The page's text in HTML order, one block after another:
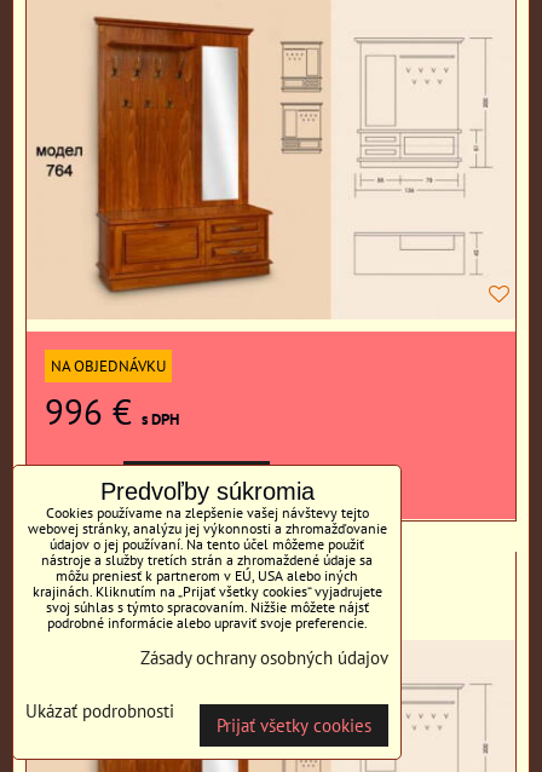
NA OBJEDNÁVKU
996 € s DPH
ks DO KOŠÍKA
KLASIK Model 764, buk mat
Predsieňová zostava
Predvoľby súkromia
Cookies používame na zlepšenie vašej návštevy tejto
webovej stránky, analýzu jej výkonnosti a zhromažďovanie
údajov o jej používaní. Na tento účel môžeme použiť
nástroje a služby tretích strán a zhromaždené údaje sa
môžu preniesť k partnerom v EÚ, USA alebo iných
krajinách. Kliknutím na „Prijať všetky cookies“ vyjadrujete
svoj súhlas s týmto spracovaním. Nižšie môžete nájsť
podrobné informácie alebo upraviť svoje preferencie.
Zásady ochrany osobných údajov
Ukázať podrobnosti
Prijať všetky cookies